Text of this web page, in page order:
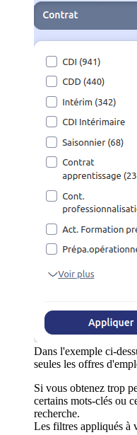
Dans l'exemple ci-
seules les offres
Si vous obtenez trop
certains mots-clés ou
recherche.
Les filtres appliqués à